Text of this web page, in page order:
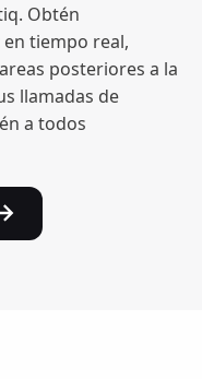
Obtén
tiempo real,
posteriores a la
llamadas de
a todos